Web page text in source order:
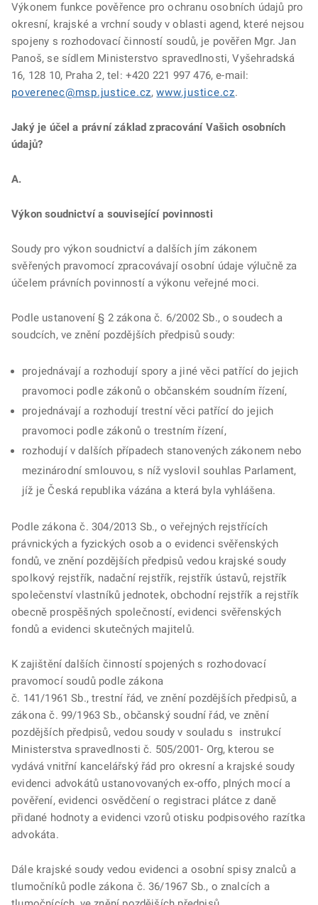
Výkonem funkce pověřence pro ochranu osobních údajů pro
okresní, krajské a vrchní soudy v oblasti agend, které nejsou
spojeny s rozhodovací činností soudů, je pověřen Mgr. Jan
Panoš, se sídlem Ministerstvo spravedlnosti, Vyšehradská
16, 128 10, Praha 2, tel: +420 221 997 476, e-mail:
poverenec@msp.justice.cz,www.justice.cz.
Jaký je účel a právní základ zpracování Vašich osobních
údajů?
A.
Výkon soudnictví a související povinnosti
Soudy pro výkon soudnictví a dalších jím zákonem
svěřených pravomocí zpracovávají osobní údaje výlučně za
účelem právních povinností a výkonu veřejné moci.
Podle ustanovení § 2 zákona č. 6/2002 Sb., o soudech a
soudcích, ve znění pozdějších předpisů soudy:
projednávají a rozhodují spory a jiné věci patřící do jejich
pravomoci podle zákonů o občanském soudním řízení,
projednávají a rozhodují trestní věci patřící do jejich
pravomoci podle zákonů o trestním řízení,
rozhodují v dalších případech stanovených zákonem nebo
mezinárodní smlouvou, s níž vyslovil souhlas Parlament,
jíž je Česká republika vázána a která byla vyhlášena.
Podle zákona č. 304/2013 Sb., o veřejných rejstřících
právnických a fyzických osob a o evidenci svěřenských
fondů, ve znění pozdějších předpisů vedou krajské soudy
spolkový rejstřík, nadační rejstřík, rejstřík ústavů, rejstřík
společenství vlastníků jednotek, obchodní rejstřík a rejstřík
obecně prospěšných společností, evidenci svěřenských
fondů a evidenci skutečných majitelů.
K zajištění dalších činností spojených s rozhodovací
pravomocí soudů podle zákona
č. 141/1961 Sb., trestní řád, ve znění pozdějších předpisů, a
zákona č. 99/1963 Sb., občanský soudní řád, ve znění
pozdějších předpisů, vedou soudy v souladu s instrukcí
Ministerstva spravedlnosti č. 505/2001- Org, kterou se
vydává vnitřní kancelářský řád pro okresní a krajské soudy
evidenci advokátů ustanovovaných ex-offo, plných mocí a
pověření, evidenci osvědčení o registraci plátce z daně
přidané hodnoty a evidenci vzorů otisku podpisového razítka
advokáta.
Dále krajské soudy vedou evidenci a osobní spisy znalců a
tlumočníků podle zákona č. 36/1967 Sb., o znalcích a